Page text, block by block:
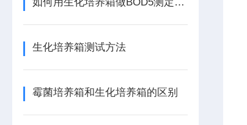
生化培养箱测试方法
霉菌培养箱和生化培养箱的区别